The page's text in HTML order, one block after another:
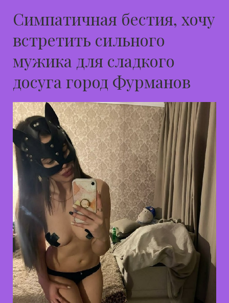
Симпатичная бестия, хочу
встретить сильного
мужика для сладкого
досуга город Фурманов